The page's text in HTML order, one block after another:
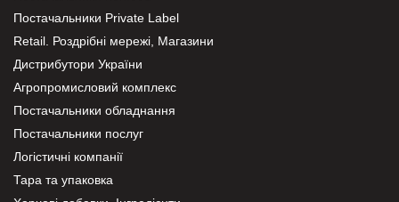
Постачальники Private Label
Retail. Роздрібні мережі, Магазини
Дистрибутори України
Агропромисловий комплекс
Постачальники обладнання
Постачальники послуг
Логістичні компанії
Тара та упаковка